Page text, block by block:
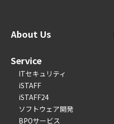
About Us
Service
ITセキュリティ
iSTAFF
iSTAFF24
ソフトウェア開発
BPOサービス